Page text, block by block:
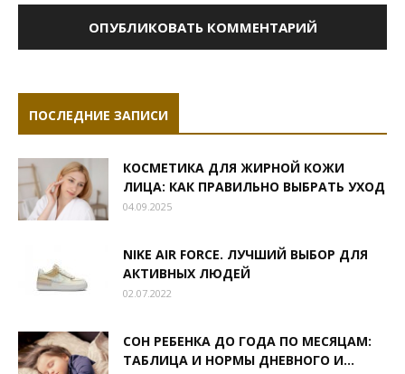
ПОСЛЕДНИЕ ЗАПИСИ
КОСМЕТИКА ДЛЯ ЖИРНОЙ КОЖИ
ЛИЦА: КАК ПРАВИЛЬНО ВЫБРАТЬ УХОД
04.09.2025
NIKE AIR FORCE. ЛУЧШИЙ ВЫБОР ДЛЯ
АКТИВНЫХ ЛЮДЕЙ
02.07.2022
СОН РЕБЕНКА ДО ГОДА ПО МЕСЯЦАМ:
ТАБЛИЦА И НОРМЫ ДНЕВНОГО И...